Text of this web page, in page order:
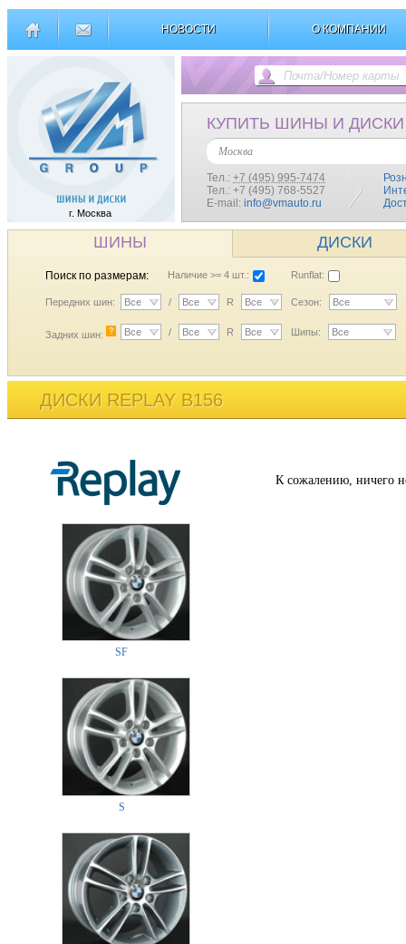
НОВОСТИ О КОМПАНИИ
г. Москва
КУПИТЬ ШИНЫ И ДИСКИ
Москва
Тел.: +7 (495) 995-7474
Тел.: +7 (495) 768-5527
E-mail: info@vmauto.ru
ШИНЫ ДИСКИ
Поиск по размерам: Наличие >= 4 шт.: Runflat:
Передних шин: Все / Все R Все Сезон: Все
Задних шин: ? Все / Все R Все Шипы: Все
ДИСКИ REPLAY B156
SF
S
К сожалению, ничего